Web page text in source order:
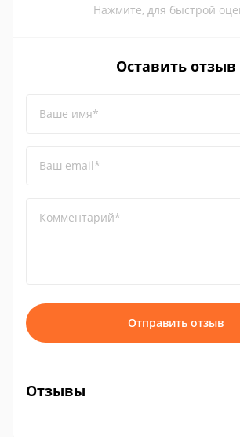
Нажмите, для быстрой
Оставить отзыв
Ваше имя*
Ваш email*
Комментарий*
Отправить отзыв
Отзывы